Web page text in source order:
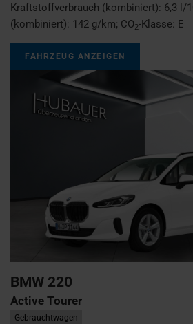
Kraftstoffverbrauch (kombiniert): 6,3 l/
(kombiniert): 142 g/km; CO2-Klasse: E
FAHRZEUG ANZEIGEN
BMW 220
Active Tourer
Gebrauchtwagen